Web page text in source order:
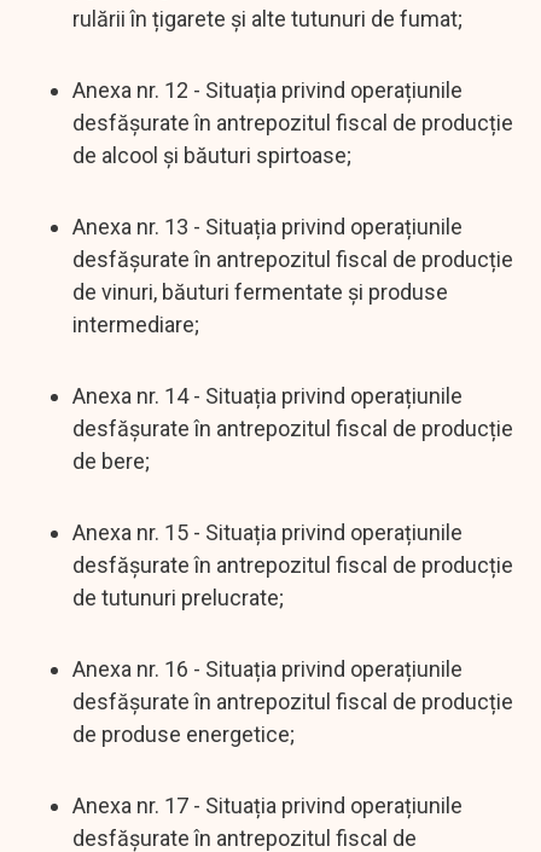
rulării în țigarete și alte tutunuri de fumat;
Anexa nr. 12 - Situația privind operațiunile
desfășurate în antrepozitul fiscal de producție
de alcool și băuturi spirtoase;
Anexa nr. 13 - Situația privind operațiunile
desfășurate în antrepozitul fiscal de producție
de vinuri, băuturi fermentate și produse
intermediare;
Anexa nr. 14 - Situația privind operațiunile
desfășurate în antrepozitul fiscal de producție
de bere;
Anexa nr. 15 - Situația privind operațiunile
desfășurate în antrepozitul fiscal de producție
de tutunuri prelucrate;
Anexa nr. 16 - Situația privind operațiunile
desfășurate în antrepozitul fiscal de producție
de produse energetice;
Anexa nr. 17 - Situația privind operațiunile
desfășurate în antrepozitul fiscal de